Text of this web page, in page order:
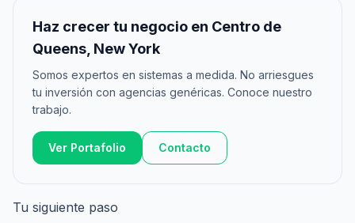
Haz crecer tu negocio en Centro de
Queens, New York
Somos expertos en sistemas a medida. No arriesgues
tu inversión con agencias genéricas. Conoce nuestro
trabajo.
Ver Portafolio Contacto
Tu siguiente paso